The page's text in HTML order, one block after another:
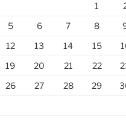
1
5 6 7 8
12 13 14 15
19 20 21 22
26 27 28 29